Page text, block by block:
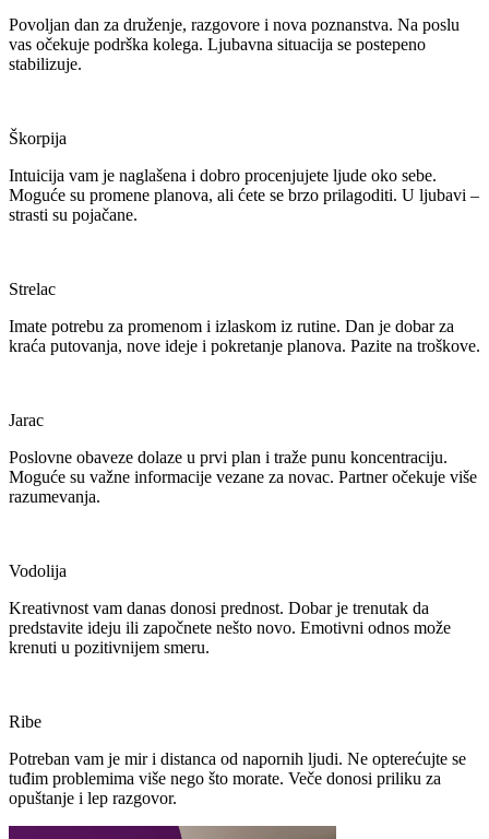
Povoljan dan za druženje, razgovore i nova poznanstva. Na poslu
vas očekuje podrška kolega. Ljubavna situacija se postepeno
stabilizuje.
Škorpija
Intuicija vam je naglašena i dobro procenjujete ljude oko sebe.
Moguće su promene planova, ali ćete se brzo prilagoditi. U ljubavi –
strasti su pojačane.
Strelac
Imate potrebu za promenom i izlaskom iz rutine. Dan je dobar za
kraća putovanja, nove ideje i pokretanje planova. Pazite na troškove.
Jarac
Poslovne obaveze dolaze u prvi plan i traže punu koncentraciju.
Moguće su važne informacije vezane za novac. Partner očekuje više
razumevanja.
Vodolija
Kreativnost vam danas donosi prednost. Dobar je trenutak da
predstavite ideju ili započnete nešto novo. Emotivni odnos može
krenuti u pozitivnijem smeru.
Ribe
Potreban vam je mir i distanca od napornih ljudi. Ne opterećujte se
tuđim problemima više nego što morate. Veče donosi priliku za
opuštanje i lep razgovor.